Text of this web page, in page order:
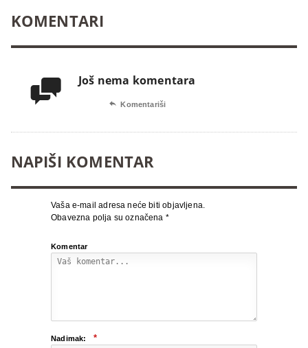
KOMENTARI
 Još nema komentara
 Komentariši
NAPIŠI KOMENTAR
Vaša e-mail adresa neće biti objavljena.
Obavezna polja su označena *
Komentar
Nadimak: *